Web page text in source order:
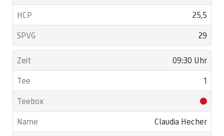
25,5
29
09:30 Uhr
1
Claudia Hecher